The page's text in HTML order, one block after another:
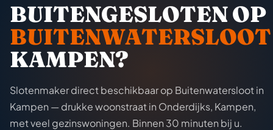
BUITENGESLOTEN OP
BUITENWATERSLOOT
KAMPEN?
Slotenmaker direct beschikbaar op Buitenwatersloot in
Kampen — drukke woonstraat in Onderdijks, Kampen,
met veel gezinswoningen. Binnen 30 minuten bij u.